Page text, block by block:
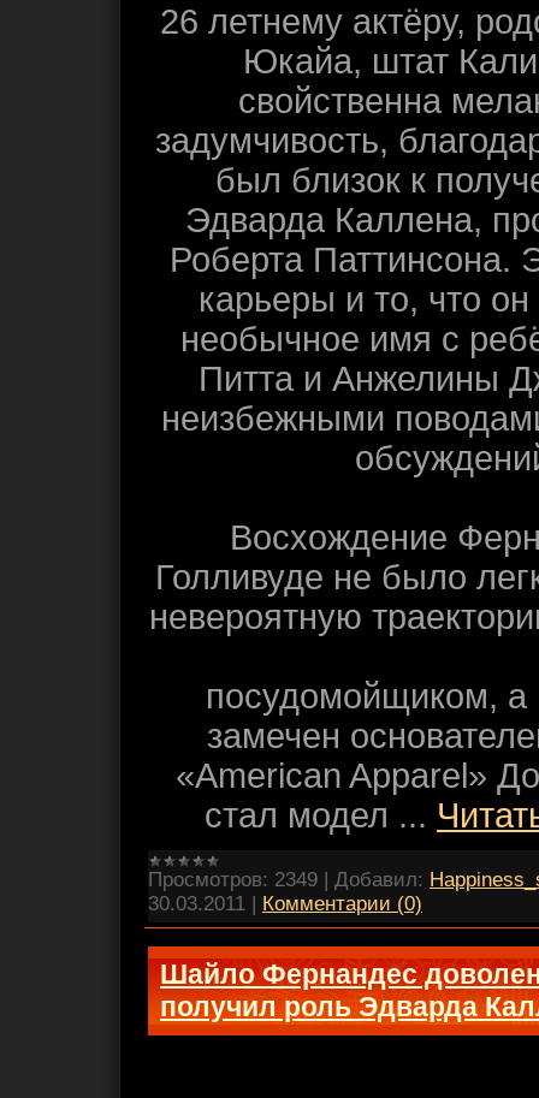
26 летнему актёру,
Юкайа, штат
свойственна
задумчивость,
был близок к
Эдварда Каллена,
Роберта Паттинсона.
карьеры и то, что
необычное имя с
Питта и Анжелины
неизбежными
Восхождение
Голливуде не было
невероятную
посудомойщиком,
замечен
«American Apparel»
стал модел ...
Просмотров: 2349 Добавил:
30.03.2011
Комментарии (0)
Шайло Фернандес
получил роль Эдварда